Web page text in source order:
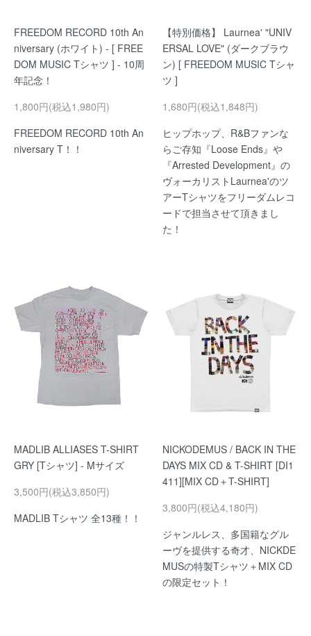
FREEDOM RECORD 10th An
niversary (ホワイト) - [ FREE
DOM MUSIC Tシャツ ] - 10周
年記念！
1,800円(税込1,980円)
FREEDOM RECORD 10th An
niversary T！！
【特別価格】 Laurnea' "UNIV
ERSAL LOVE" (ダークブラウ
ン) [ FREEDOM MUSIC Tシャ
ツ ]
1,680円(税込1,848円)
ヒップホップ、R&Bファンな
らご存知『Loose Ends』や
『Arrested Development』の
ヴォーカリストLaurnea'のツ
アーTシャツをフリーダムレコ
ードで担当させて頂きまし
た！
MADLIB ALLIASES T-SHIRT
GRY [Tシャツ] - Mサイズ
3,500円(税込3,850円)
MADLIB Tシャツ 全13種！！
NICKODEMUS / BACK IN THE
DAYS MIX CD & T-SHIRT [DI1
411][MIX CD＋T-SHIRT]
3,800円(税込4,180円)
ジャンルレス、多国籍なグル
ーヴを提供する奇才、NICKDE
MUSの特製Tシャツ＋MIX CD
の限定セット！